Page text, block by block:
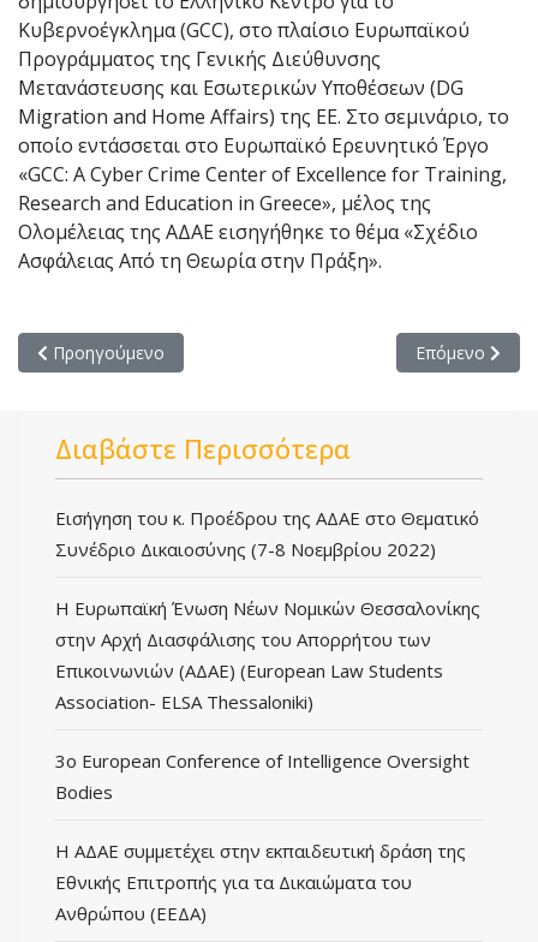
Κυβερνοέγκλημα (GCC), στο πλαίσιο Ευρωπαϊκού
Προγράμματος της Γενικής Διεύθυνσης
Μετανάστευσης και Εσωτερικών Υποθέσεων (DG
Migration and Home Affairs) της ΕΕ. Στο σεμινάριο, το
οποίο εντάσσεται στο Ευρωπαϊκό Ερευνητικό Έργο
«GCC: Α Cyber Crime Center of Excellence for Training,
Research and Education in Greece», μέλος της
Ολομέλειας της ΑΔΑΕ εισηγήθηκε το θέμα «Σχέδιο
Ασφάλειας Από τη Θεωρία στην Πράξη».
Προηγούμενο άρθρο: Συνέδριο ICT Security Congress
Προηγούμενο Επόμενο
Επόμενο
Διαβάστε Περισσότερα
Εισήγηση του κ. Προέδρου της ΑΔΑΕ στο Θεματικό
Συνέδριο Δικαιοσύνης (7-8 Νοεμβρίου 2022)
Η Ευρωπαϊκή Ένωση Νέων Νομικών Θεσσαλονίκης
στην Αρχή Διασφάλισης του Απορρήτου των
Επικοινωνιών (ΑΔΑΕ) (European Law Students
Association- ELSA Thessaloniki)
3o European Conference of Intelligence Oversight
Bodies
Η ΑΔΑΕ συμμετέχει στην εκπαιδευτική δράση της
Εθνικής Επιτροπής για τα Δικαιώματα του
Ανθρώπου (ΕΕΔΑ)